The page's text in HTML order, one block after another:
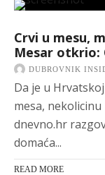
Crvi u mesu,
Mesar otkrio:
DUBROVNIK
Da je u
mesa,
dnevno.hr
domaća...
READ MORE